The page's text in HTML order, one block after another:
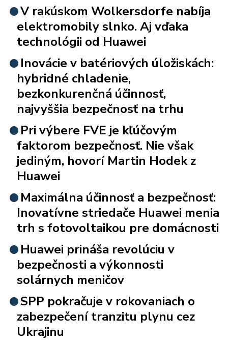
V rakúskom Wolkersdorfe nabíja
elektromobily slnko. Aj vďaka
technológii od Huawei
Inovácie v batériových úložiskách:
hybridné chladenie,
bezkonkurenčná účinnosť,
najvyššia bezpečnosť na trhu
Pri výbere FVE je kľúčovým
faktorom bezpečnosť. Nie však
jediným, hovorí Martin Hodek z
Huawei
Maximálna účinnosť a bezpečnosť:
Inovatívne striedače Huawei menia
trh s fotovoltaikou pre domácnosti
Huawei prináša revolúciu v
bezpečnosti a výkonnosti
solárnych meničov
SPP pokračuje v rokovaniach o
zabezpečení tranzitu plynu cez
Ukrajinu